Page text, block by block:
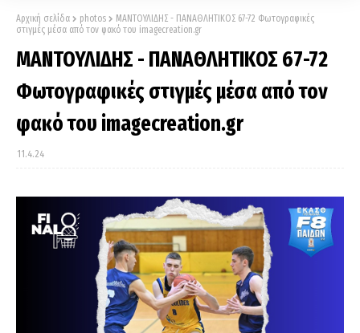
Αρχική σελίδα photos
ΜΑΝΤΟΥΛΙΔΗΣ - ΠΑΝΑΘΛΗΤΙΚΟΣ 67-72 Φωτογραφικές
στιγμές μέσα από τον φακό του imagecreation.gr
ΜΑΝΤΟΥΛΙΔΗΣ - ΠΑΝΑΘΛΗΤΙΚΟΣ 67-72
Φωτογραφικές στιγμές μέσα από τον
φακό του imagecreation.gr
11.4.24